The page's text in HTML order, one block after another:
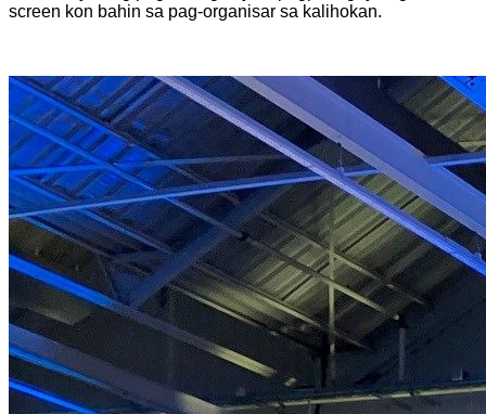
screen kon bahin sa pag-organisar sa kalihokan.